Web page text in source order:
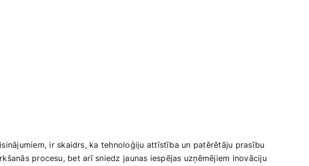
ir skaidrs, ka tehnoloģiju attīstība un patērētāju ‍prasību
procesu, bet arī sniedz⁤ jaunas ​iespējas uzņēmējiem⁢ inovāciju